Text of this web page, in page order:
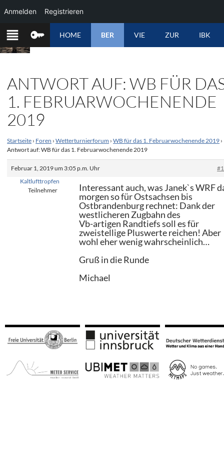
ZUM
INHALT
SPRINGEN
HOME BER VIE ZUR IBK
ANTWORT AUF: WB FÜR
1. FEBRUARWOCHENENDE
2019
Startseite › Foren › Wetterturnierforum › WB für das 1. Februarwochenende 2019 ›
Antwort auf: WB für das 1. Februarwochenende 2019
Februar 1, 2019 um 3:05 p.m. Uhr
Kaltlufttropfen
Teilnehmer
Interessant auch, was Janek`s WRF
morgen so für Ostsachsen bis
Ostbrandenburg rechnet: Dank der
westlicheren Zugbahn des
Vb-artigen Randtiefs soll es für
zweistellige Pluswerte reichen! Aber
wohl eher wenig wahrscheinlich…
Gruß in die Runde
Michael
Anmelden Registrieren